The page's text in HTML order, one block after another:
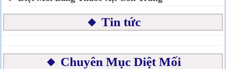
🔸 Tin tức
🔸 Chuyên Mục Diệt Mối